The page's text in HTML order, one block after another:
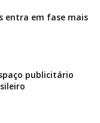
entra em fase mais
publicitário